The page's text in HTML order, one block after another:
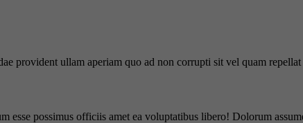
provident ullam aperiam quo ad non corrupti sit vel quam
possimus officiis amet ea voluptatibus libero! Dolorum